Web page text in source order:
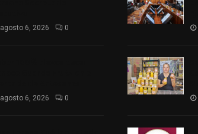
agosto 6, 2026 0
agosto 6, 2026 0